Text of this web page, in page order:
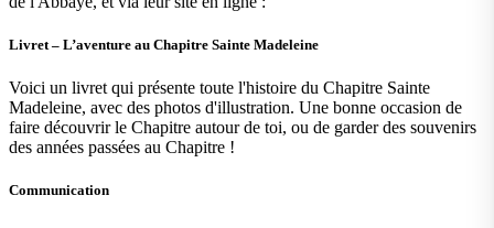
Livret – L’aventure au Chapitre Sainte Madeleine
Voici un livret qui présente toute l'histoire du Chapitre Sainte
Madeleine, avec des photos d'illustration. Une bonne occasion de
faire découvrir le Chapitre autour de toi, ou de garder des souvenirs
des années passées au Chapitre !
Communication